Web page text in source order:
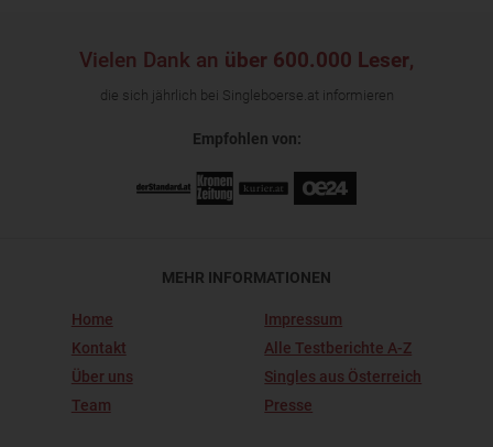
Vielen Dank an über 600.000 Leser,
die sich jährlich bei Singleboerse.at informieren
Empfohlen von:
MEHR INFORMATIONEN
Home
Kontakt
Über uns
Team
Impressum
Alle Testberichte A-Z
Singles aus Österreich
Presse